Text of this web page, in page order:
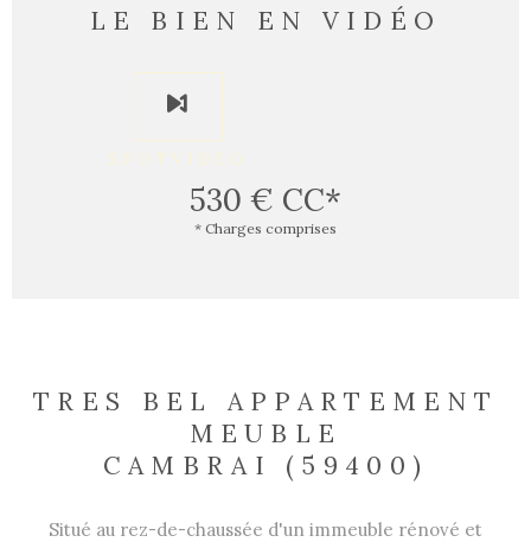
LE BIEN EN VIDÉO
SPOTVIDEO
530 € CC*
* Charges comprises
TRES BEL APPARTEMENT
MEUBLE
CAMBRAI (59400)
Situé au rez-de-chaussée d'un immeuble rénové et